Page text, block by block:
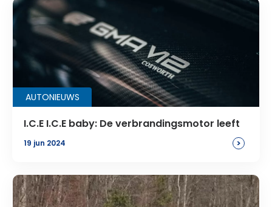
AUTONIEUWS
I.C.E I.C.E baby: De verbrandingsmotor leeft
19 jun 2024 >